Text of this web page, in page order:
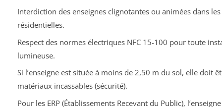
Interdiction des enseignes clignotantes ou animées dans les
résidentielles.
Respect des normes électriques NFC 15-100 pour toute
lumineuse.
Si l’enseigne est située à moins de 2,50 m du sol, elle doit
matériaux incassables (sécurité).
Pour les ERP (Établissements Recevant du Public),